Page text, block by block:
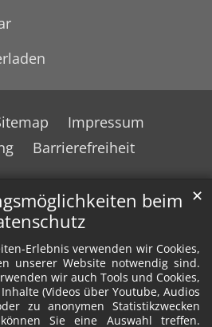
beim
Erlebnis verwenden wir Cookies,
unserer Website notwendig sind.
wir auch Tools und Cookies,
(Videos über Youtube, Audios
zu anonymen Statistikzwecken
Sie eine Auswahl treffen.
✕
Impressum
Barrierefreiheit